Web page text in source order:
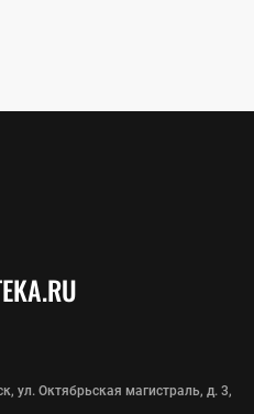
ул. Октябрьская магистраль, д. 3,